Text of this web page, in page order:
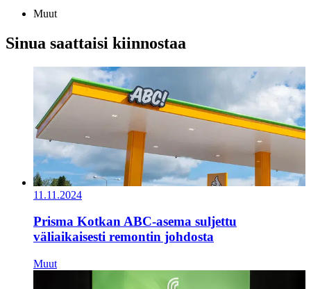
Muut
Sinua saattaisi kiinnostaa
11.11.2024
Prisma Kotkan ABC-asema suljettu
väliaikaisesti remontin johdosta
Muut